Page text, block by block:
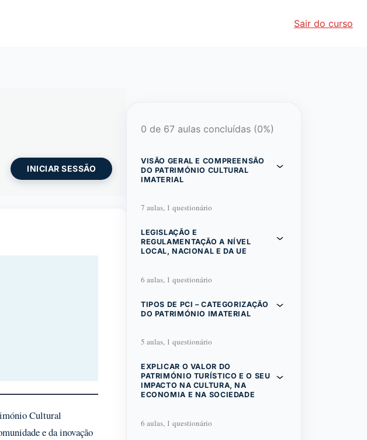
Sair do curso
INICIAR SESSÃO
Cultural
e da inovação
0 de 67 aulas concluídas (0%)
VISÃO GERAL E COMPREENSÃO
DO PATRIMÓNIO CULTURAL
IMATERIAL
7 aulas, 1 questionário
LEGISLAÇÃO E
REGULAMENTAÇÃO A NÍVEL
LOCAL, NACIONAL E DA UE
6 aulas, 1 questionário
TIPOS DE PCI – CATEGORIZAÇÃO
DO PATRIMÓNIO IMATERIAL
5 aulas, 1 questionário
EXPLICAR O VALOR DO
PATRIMÓNIO TURÍSTICO E O SEU
IMPACTO NA CULTURA, NA
ECONOMIA E NA SOCIEDADE
6 aulas, 1 questionário